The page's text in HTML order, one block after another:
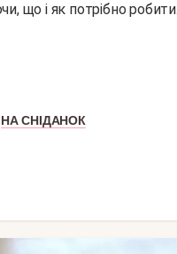
що і як потрібно
НА СНІДАНОК